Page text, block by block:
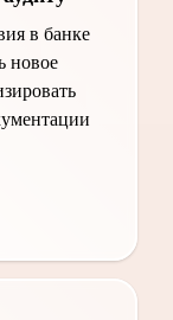
в банке
новое